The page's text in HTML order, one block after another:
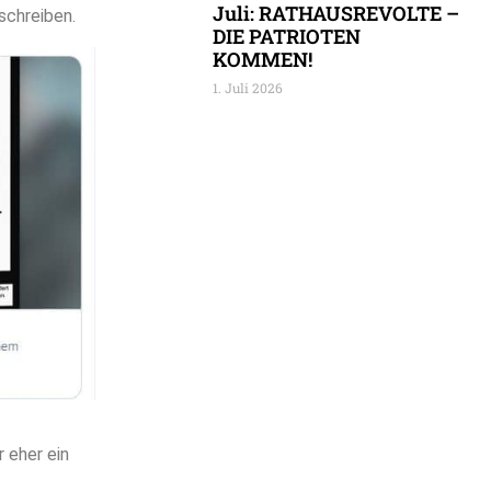
eher ein
Juli: RATHAUSREVOLTE –
DIE PATRIOTEN
KOMMEN!
1. Juli 2026